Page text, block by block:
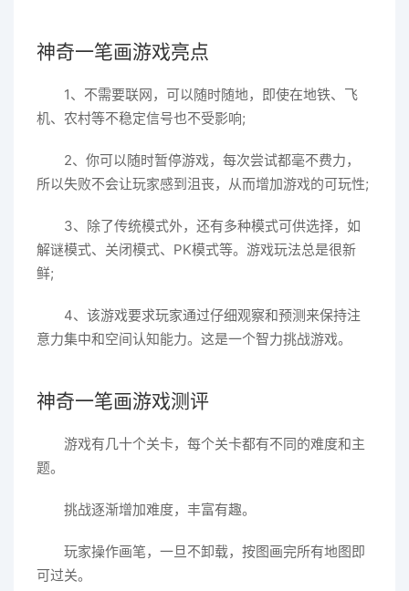
神奇一笔画游戏亮点
1、不需要联网，可以随时随地，即使在地铁、飞
机、农村等不稳定信号也不受影响;
2、你可以随时暂停游戏，每次尝试都毫不费力，
所以失败不会让玩家感到沮丧，从而增加游戏的可玩性;
3、除了传统模式外，还有多种模式可供选择，如
解谜模式、关闭模式、PK模式等。游戏玩法总是很新
鲜;
4、该游戏要求玩家通过仔细观察和预测来保持注
意力集中和空间认知能力。这是一个智力挑战游戏。
神奇一笔画游戏测评
游戏有几十个关卡，每个关卡都有不同的难度和主
题。
挑战逐渐增加难度，丰富有趣。
玩家操作画笔，一旦不卸载，按图画完所有地图即
可过关。